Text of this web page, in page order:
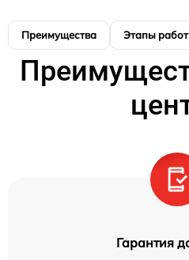
Преимущества Этапы работ
Гарантия